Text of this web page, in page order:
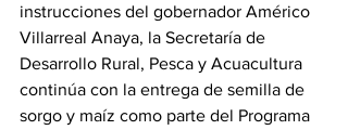
instrucciones del gobernador Américo
Villarreal Anaya, la Secretaría de
Desarrollo Rural, Pesca y Acuacultura
continúa con la entrega de semilla de
sorgo y maíz como parte del Programa